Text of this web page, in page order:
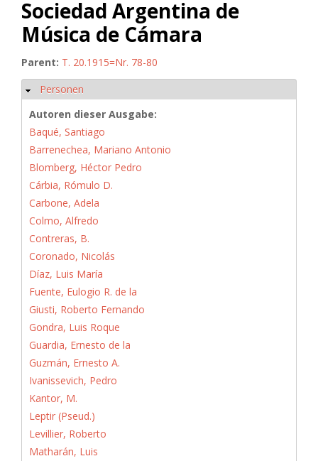
Sociedad Argentina de
Música de Cámara
Parent: T. 20.1915=Nr. 78-80
Hide
Personen
Autoren dieser Ausgabe:
Baqué, Santiago
Barrenechea, Mariano Antonio
Blomberg, Héctor Pedro
Cárbia, Rómulo D.
Carbone, Adela
Colmo, Alfredo
Contreras, B.
Coronado, Nicolás
Díaz, Luis María
Fuente, Eulogio R. de la
Giusti, Roberto Fernando
Gondra, Luis Roque
Guardia, Ernesto de la
Guzmán, Ernesto A.
Ivanissevich, Pedro
Kantor, M.
Leptir (Pseud.)
Levillier, Roberto
Matharán, Luis